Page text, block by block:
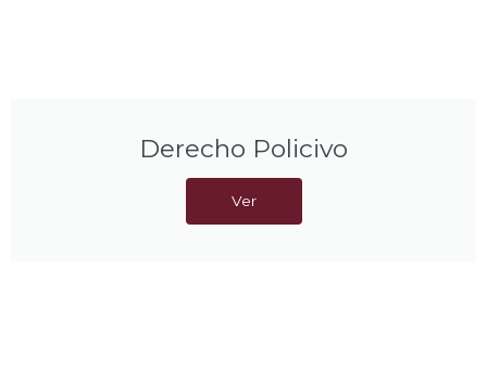
Derecho Policivo
Ver